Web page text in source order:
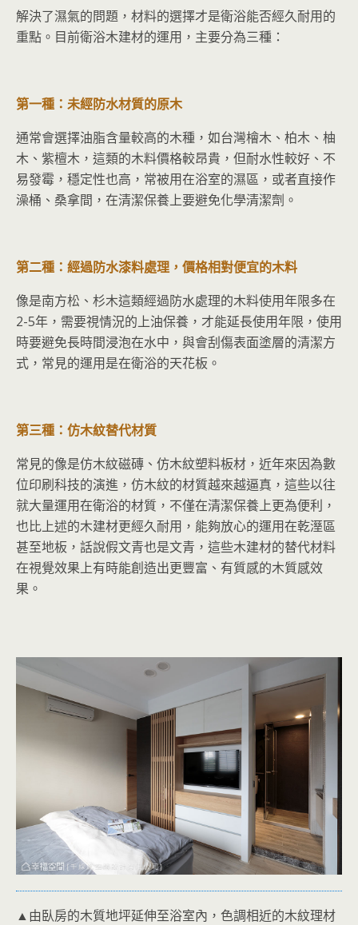
解決了濕氣的問題，材料的選擇才是衛浴能否經久耐用的
重點。目前衛浴木建材的運用，主要分為三種：
第一種：未經防水材質的原木
通常會選擇油脂含量較高的木種，如台灣檜木、柏木、柚
木、紫檀木，這類的木料價格較昂貴，但耐水性較好、不
易發霉，穩定性也高，常被用在浴室的濕區，或者直接作
澡桶、桑拿間，在清潔保養上要避免化學清潔劑。
第二種：經過防水漆料處理，價格相對便宜的木料
像是南方松、杉木這類經過防水處理的木料使用年限多在
2-5年，需要視情況的上油保養，才能延長使用年限，使用
時要避免長時間浸泡在水中，與會刮傷表面塗層的清潔方
式，常見的運用是在衛浴的天花板。
第三種：仿木紋替代材質
常見的像是仿木紋磁磚、仿木紋塑料板材，近年來因為數
位印刷科技的演進，仿木紋的材質越來越逼真，這些以往
就大量運用在衛浴的材質，不僅在清潔保養上更為便利，
也比上述的木建材更經久耐用，能夠放心的運用在乾溼區
甚至地板，話說假文青也是文青，這些木建材的替代材料
在視覺效果上有時能創造出更豐富、有質感的木質感效
果。
▲由臥房的木質地坪延伸至浴室內，色調相近的木紋理材